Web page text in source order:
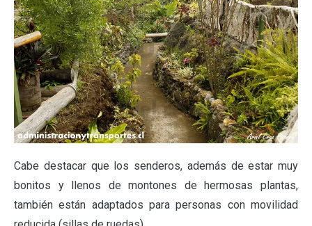
Cabe destacar que los senderos, además de estar muy
bonitos y llenos de montones de hermosas plantas,
también están adaptados para personas con movilidad